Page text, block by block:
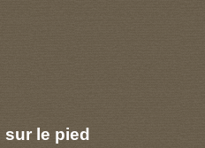
le pied